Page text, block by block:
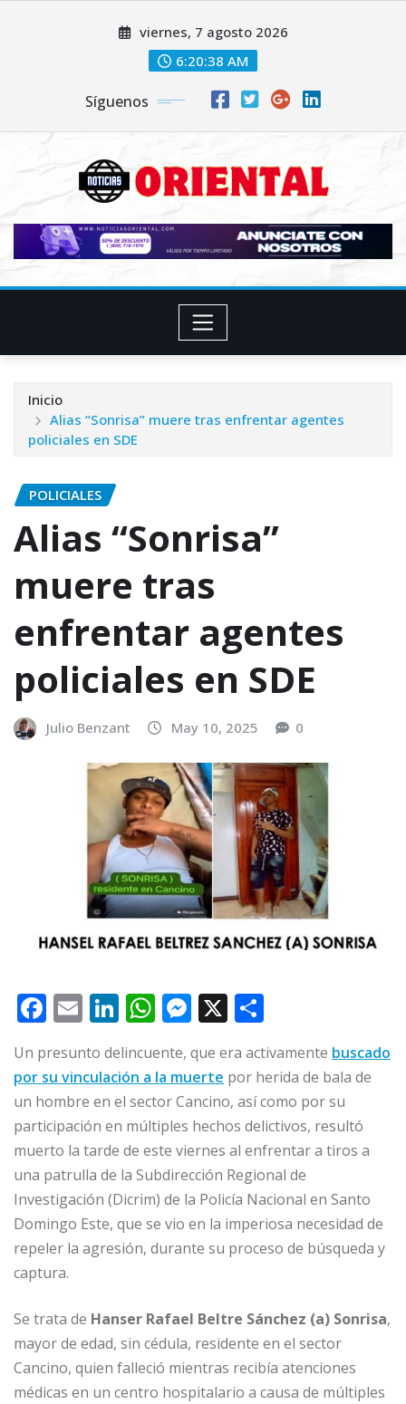
viernes, 7 agosto 2026
6:20:40 AM
Síguenos
Inicio
Alias “Sonrisa” muere tras enfrentar agentes
policiales en SDE
POLICIALES
Alias “Sonrisa”
muere tras
enfrentar agentes
policiales en SDE
Julio Benzant May 10, 2025 0
F
c
e
b
o
o
k
E
m
ai
l
Li
n
k
e
dI
n
W
at
s
A
p
p
M
ss
e
n
g
e
r
X
o
m
p
ar
ti
r
Un presunto delincuente, que era activamente buscado
por su vinculación a la muerte por herida de bala de
un hombre en el sector Cancino, así como por su
participación en múltiples hechos delictivos, resultó
muerto la tarde de este viernes al enfrentar a tiros a
una patrulla de la Subdirección Regional de
Investigación (Dicrim) de la Policía Nacional en Santo
Domingo Este, que se vio en la imperiosa necesidad de
repeler la agresión, durante su proceso de búsqueda y
captura.
Se trata de Hanser Rafael Beltre Sánchez (a) Sonrisa,
mayor de edad, sin cédula, residente en el sector
Cancino, quien falleció mientras recibía atenciones
médicas en un centro hospitalario a causa de múltiples